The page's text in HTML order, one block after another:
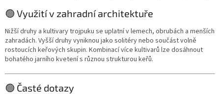
🟢 Využití v zahradní architektuře
Nižší druhy a kultivary trojpuku se uplatní v lemech, obrubách a menších
zahradách. Vyšší druhy vyniknou jako solitéry nebo součást volně
rostoucích keřových skupin. Kombinací více kultivarů lze dosáhnout
bohatého jarního kvetení s různou strukturou keřů.
🟢 Časté dotazy